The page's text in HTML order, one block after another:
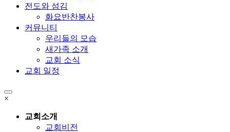
전도와 섬김
화요반찬봉사
커뮤니티
우리들의 모습
새가족 소개
교회 소식
교회 일정
×
교회소개
교회비전